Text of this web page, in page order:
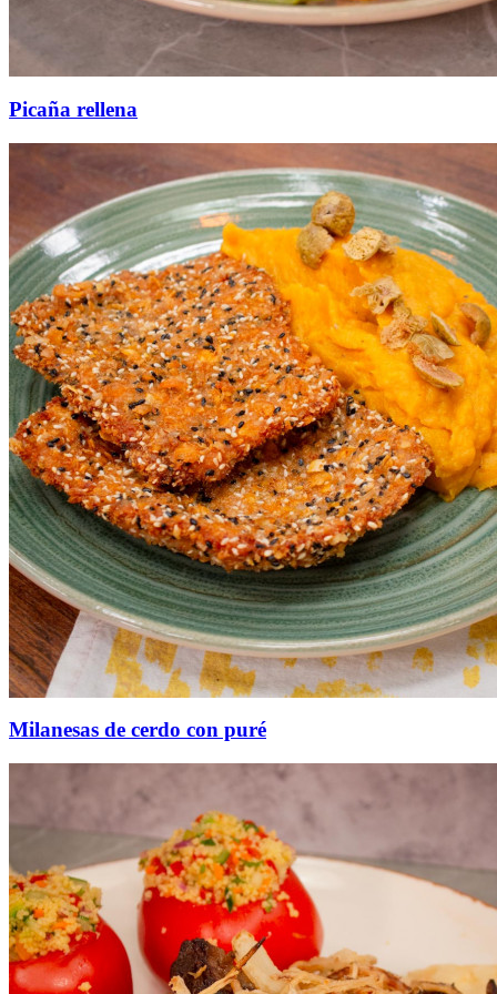
Picaña rellena
Milanesas de cerdo con puré